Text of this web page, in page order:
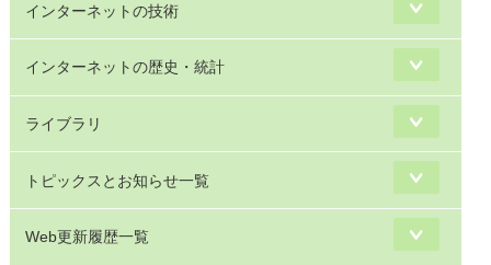
インターネットの技術
インターネットの歴史・統計
ライブラリ
トピックスとお知らせ一覧
Web更新履歴一覧